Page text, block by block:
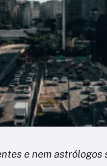
e nem astrólogos